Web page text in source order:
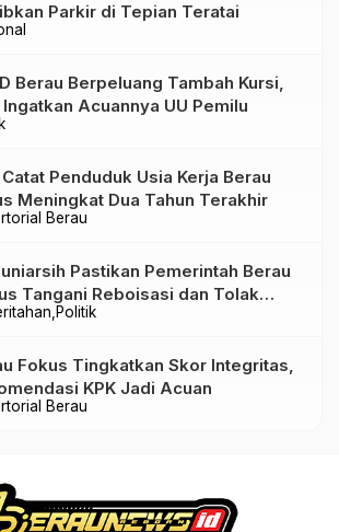
Parkir di Tepian Teratai
Berau Berpeluang Tambah Kursi,
Ingatkan Acuannya UU Pemilu
Berau
Catat Penduduk Usia Kerja Berau
Meningkat Dua Tahun Terakhir
Politik
Pastikan Pemerintah Berau
Tangani Reboisasi dan Tolak
Ilegal
Berau
Fokus Tingkatkan Skor Integritas,
KPK Jadi Acuan